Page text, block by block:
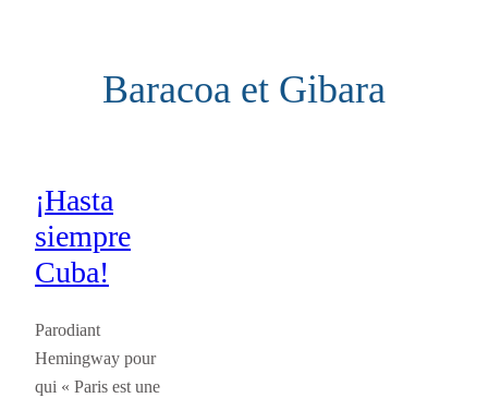
Baracoa et Gibara
¡Hasta
siempre
Cuba!
Parodiant
Hemingway pour
qui « Paris est une